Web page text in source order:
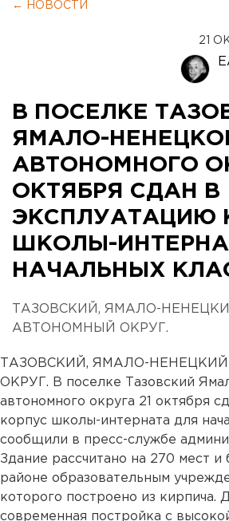
← НОВОСТИ
21
В ПОСЕЛКЕ
ЯМАЛО-
АВТОНОМНОГО
ОКТЯБРЯ СДАН В
ЭКСПЛУАТАЦИЮ
ШКОЛЫ-
НАЧАЛЬНЫХ
ТАЗОВСКИЙ, ЯМАЛО-
АВТОНОМНЫЙ ОКРУГ.
ТАЗОВСКИЙ, ЯМАЛО-
ОКРУГ. В поселке Тазовский
автономного округа 21 октября
корпус школы-интерната для
сообщили в пресс-службе
Здание рассчитано на 270 мест
районе образовательным
которого построено из кирпича.
современная постройка с